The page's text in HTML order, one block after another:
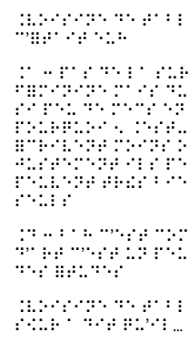
⠨⠧⠕⠊⠎⠊⠝⠑ ⠙⠑
⠉’⠿⠞⠁⠊⠞ ⠑⠥⠓
⠨⠁ ⠒ ⠏⠁⠎ ⠙⠑ ⠇⠁
⠋⠿⠍⠊⠝⠊⠝⠑ ⠍⠁⠊⠎
⠎⠊ ⠏⠑⠥ ⠙⠑ ⠍⠑⠉⠎
⠏⠕⠥⠗⠟⠥⠕⠊ ⠢
⠿⠉⠗⠊⠧⠑⠝⠞ ⠍⠕⠊⠝⠎
⠚⠥⠎⠞⠑⠍⠑⠝⠞ ⠊⠇⠎
⠏⠑⠥⠧⠑⠝⠞ ⠞⠗⠮⠎
⠎⠑⠥⠇⠎
⠨⠙ ⠒ ⠃⠁⠓ ⠉’⠑⠎⠞
⠙’⠁⠗⠞ ⠉’⠑⠎⠞ ⠥⠝
⠙⠑⠎ ⠿⠞⠥⠙⠑⠎
⠨⠧⠕⠊⠎⠊⠝⠑ ⠙⠑
⠎⠪⠥⠗ ⠁ ⠙⠊⠞ ⠟⠥’⠊⠇…